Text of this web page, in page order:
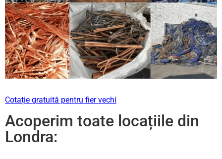
Cotație gratuită pentru fier vechi
Acoperim toate locațiile din
Londra: